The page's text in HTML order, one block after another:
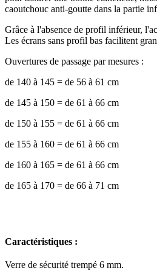
caoutchouc anti-goutte dans la partie
Grâce à l'absence de profil inférieur,
Les écrans sans profil bas facilitent
Ouvertures de passage par mesures :
de 140 à 145 = de 56 à 61 cm
de 145 à 150 = de 61 à 66 cm
de 150 à 155 = de 61 à 66 cm
de 155 à 160 = de 61 à 66 cm
de 160 à 165 = de 61 à 66 cm
de 165 à 170 = de 66 à 71 cm
Caractéristiques :
Verre de sécurité trempé 6 mm.